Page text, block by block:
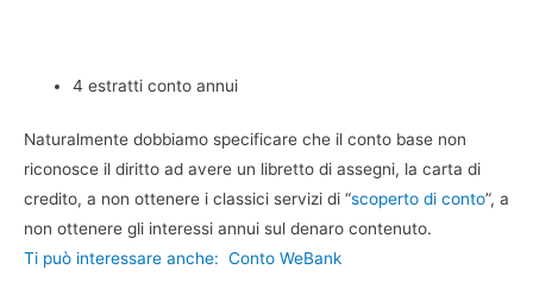
4 estratti conto annui
Naturalmente dobbiamo specificare che il conto base non
riconosce il diritto ad avere un libretto di assegni, la carta di
credito, a non ottenere i classici servizi di “scoperto di conto”, a
non ottenere gli interessi annui sul denaro contenuto.
Ti può interessare anche: Conto WeBank